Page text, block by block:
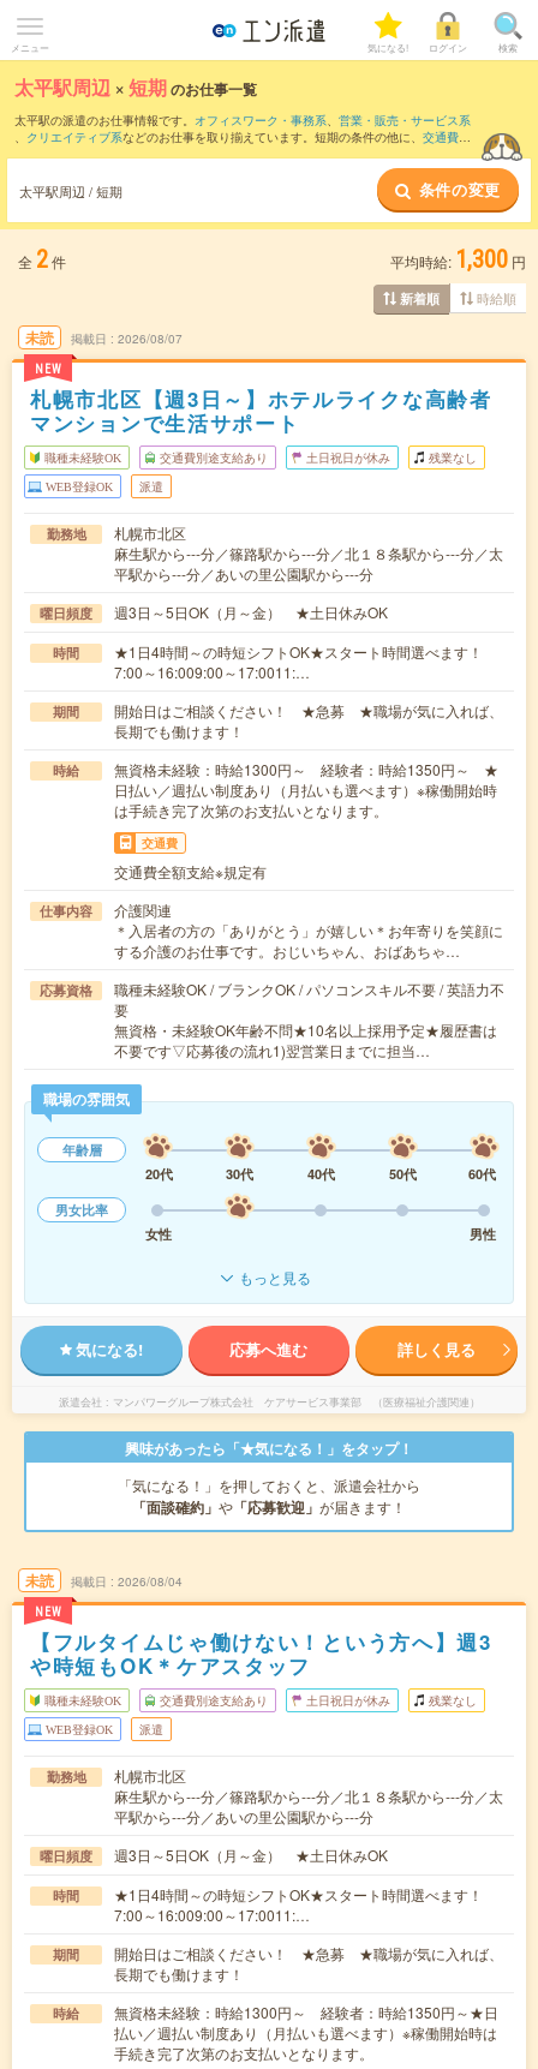
メニュー 気になる! ログイン 検索
太平駅周辺 ×短期のお仕事一覧
太平駅の派遣のお仕事情報です。 オフィスワーク・事務系、 営業・販売・サービス系
、 クリエイティブ系などのお仕事を取り揃えています。短期の条件の他に、 交通費別
太平駅周辺 / 短期 条件の変更
全 2件 平均時給: 1,300 円
新着順 時給順
未読
NEW
掲載日 2026/08/07
札幌市北区【週3日～】ホテルライクな高齢者
マンションで生活サポート
職種未経験OK 交通費別途支給あり 土日祝日が休み 残業なし
WEB登録OK 派遣
勤務地
札幌市北区
麻生駅から---分／篠路駅から---分／北１８条駅から---分／太
平駅から---分／あいの里公園駅から---分
曜日頻度 週3日～5日OK（月～金） ★土日休みOK
時間
★1日4時間～の時短シフトOK★スタート時間選べます！
7:00～16:009:00～17:0011:…
期間
開始日はご相談ください！ ★急募 ★職場が気に入れば、
長期でも働けます！
時給
無資格未経験：時給1300円～ 経験者：時給1350円～ ★
日払い／週払い制度あり（月払いも選べます）※稼働開始時
は手続き完了次第のお支払いとなります。
交通費
交通費全額支給※規定有
仕事内容
介護関連
＊入居者の方の「ありがとう」が嬉しい＊お年寄りを笑顔に
する介護のお仕事です。おじいちゃん、おばあちゃ…
応募資格
職種未経験OK / ブランクOK / パソコンスキル不要 / 英語力不
要
無資格・未経験OK年齢不問★10名以上採用予定★履歴書は
不要です▽応募後の流れ1)翌営業日までに担当…
職場の雰囲気
年齢層
20代
30代 40代 50代
60代
男女比率
女性
男性
もっと見る
気になる! 応募へ進む 詳しく見る
派遣会社 マンパワーグループ株式会社 ケアサービス事業部 （医療福祉介護関連）
興味があったら「★気になる！」をタップ！
「気になる！」を押しておくと、派遣会社から
「面談確約」 や 「応募歓迎」 が届きます！
未読
NEW
掲載日 2026/08/04
【フルタイムじゃ働けない！という方へ】週3
や時短もOK＊ケアスタッフ
職種未経験OK 交通費別途支給あり 土日祝日が休み 残業なし
WEB登録OK 派遣
勤務地
札幌市北区
麻生駅から---分／篠路駅から---分／北１８条駅から---分／太
平駅から---分／あいの里公園駅から---分
曜日頻度 週3日～5日OK（月～金） ★土日休みOK
時間
★1日4時間～の時短シフトOK★スタート時間選べます！
7:00～16:009:00～17:0011:…
期間
開始日はご相談ください！ ★急募 ★職場が気に入れば、
長期でも働けます！
時給
無資格未経験：時給1300円～ 経験者：時給1350円～★日
払い／週払い制度あり（月払いも選べます）※稼働開始時は
手続き完了次第のお支払いとなります。